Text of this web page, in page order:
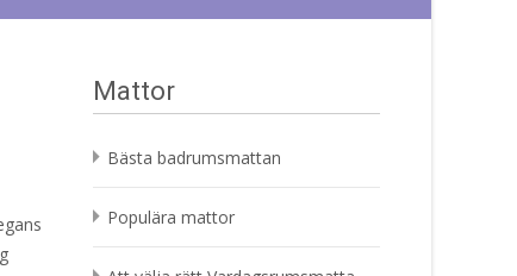
Mattor
Bästa badrumsmattan
Populära mattor